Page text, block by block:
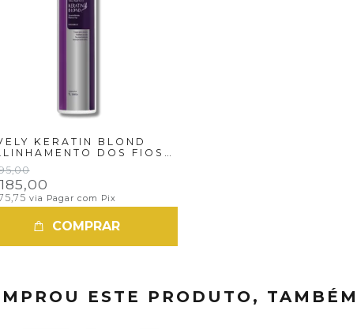
KERATIN BLOND
DOS FIOS
LOIRAS - 1LT
via Pagar com Pix
COMPRAR
ESTE PRODUTO,